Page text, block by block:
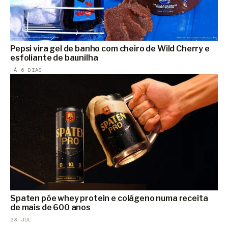
Pepsi vira gel de banho com cheiro de Wild Cherry e
esfoliante de baunilha
HÁ 6 DIAS
Spaten põe whey protein e colágeno numa receita
de mais de 600 anos
23 JUL